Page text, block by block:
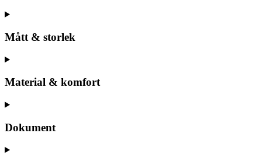
Mått & storlek
Material & komfort
Dokument